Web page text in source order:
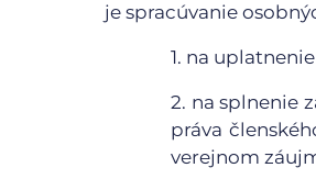
je spracúvanie
1. na
2. na splnenie
práva
verejnom